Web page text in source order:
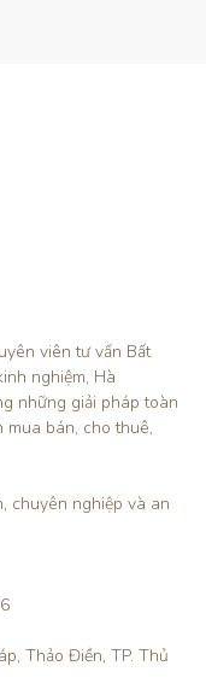
viên tư vấn Bất
nghiệm, Hà
những giải pháp toàn
mua bán, cho thuê,
chuyên nghiệp và an
Thảo Điền, TP. Thủ